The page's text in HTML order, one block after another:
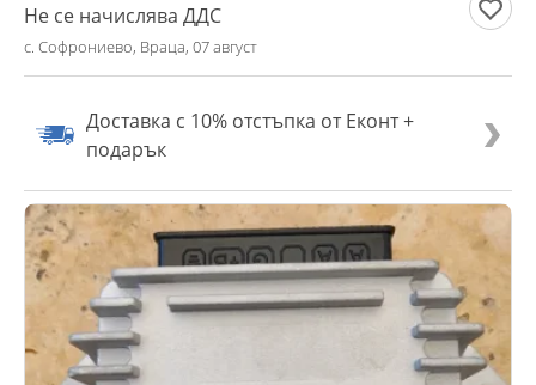
Не се начислява ДДС
с. Софрониево, Враца, 07 август
Доставка с 10% отстъпка от Еконт +
подарък